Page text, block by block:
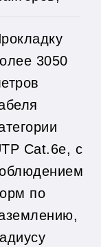
3050
Cat.6е, с
по